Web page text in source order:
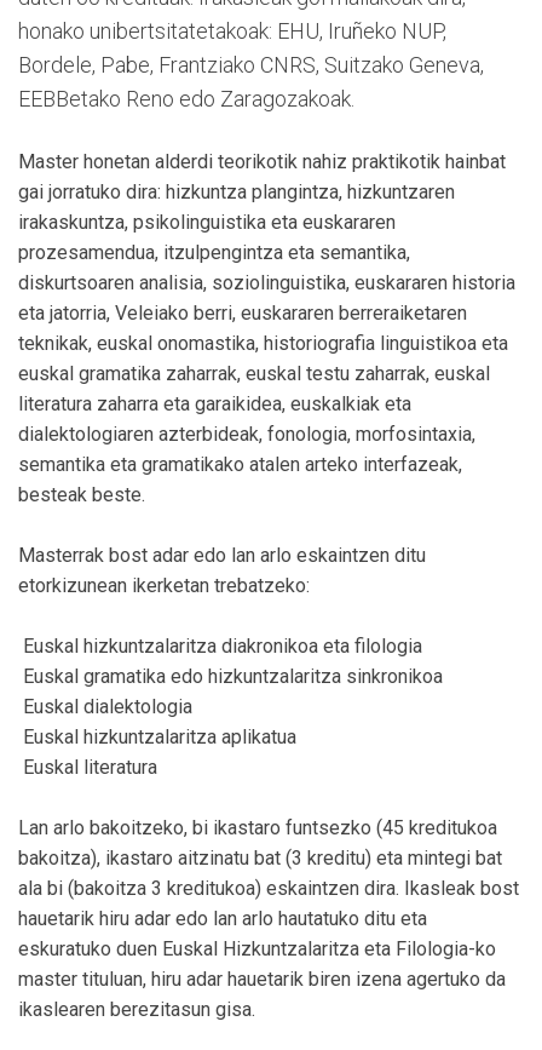
honako unibertsitatetakoak: EHU, Iruñeko NUP,
Bordele, Pabe, Frantziako CNRS, Suitzako Geneva,
EEBBetako Reno edo Zaragozakoak.
Master honetan alderdi teorikotik nahiz praktikotik hainbat
gai jorratuko dira: hizkuntza plangintza, hizkuntzaren
irakaskuntza, psikolinguistika eta euskararen
prozesamendua, itzulpengintza eta semantika,
diskurtsoaren analisia, soziolinguistika, euskararen historia
eta jatorria, Veleiako berri, euskararen berreraiketaren
teknikak, euskal onomastika, historiografia linguistikoa eta
euskal gramatika zaharrak, euskal testu zaharrak, euskal
literatura zaharra eta garaikidea, euskalkiak eta
dialektologiaren azterbideak, fonologia, morfosintaxia,
semantika eta gramatikako atalen arteko interfazeak,
besteak beste.
Masterrak bost adar edo lan arlo eskaintzen ditu
etorkizunean ikerketan trebatzeko:
 Euskal hizkuntzalaritza diakronikoa eta filologia
 Euskal gramatika edo hizkuntzalaritza sinkronikoa
 Euskal dialektologia
 Euskal hizkuntzalaritza aplikatua
 Euskal literatura
Lan arlo bakoitzeko, bi ikastaro funtsezko (45 kreditukoa
bakoitza), ikastaro aitzinatu bat (3 kreditu) eta mintegi bat
ala bi (bakoitza 3 kreditukoa) eskaintzen dira. Ikasleak bost
hauetarik hiru adar edo lan arlo hautatuko ditu eta
eskuratuko duen Euskal Hizkuntzalaritza eta Filologia-ko
master tituluan, hiru adar hauetarik biren izena agertuko da
ikaslearen berezitasun gisa.